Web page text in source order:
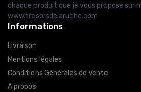
chaque produit que je vous propose sur
www.tresorsdelaruche.com
Informations
Livraison
Mentions légales
Conditions Générales de Vente
A propos